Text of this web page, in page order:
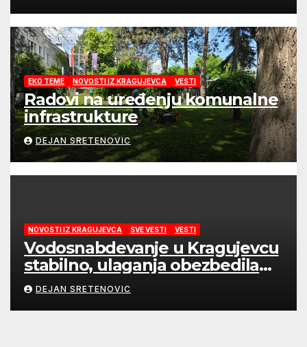
EKO TEME NOVOSTI IZ KRAGUJEVCA VESTI
Radovi na uređenju komunalne
infrastrukture
DEJAN SRETENOVIC
NOVOSTI IZ KRAGUJEVCA SVE VESTI VESTI
Vodosnabdevanje u Kragujevcu
stabilno, ulaganja obezbedila
sigurnije snabdevanje
DEJAN SRETENOVIC